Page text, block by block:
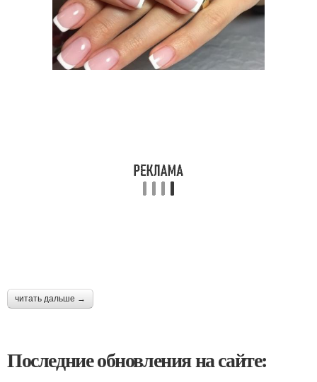
читать дальше →
Последние обновления на сайте: